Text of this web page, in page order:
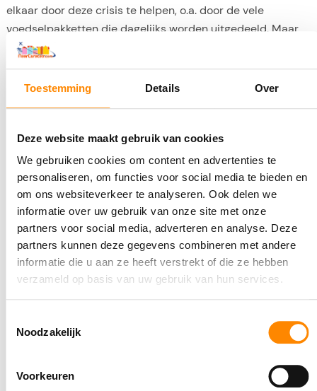
Toestemming Details Over
Deze website maakt gebruik van cookies
We gebruiken cookies om content en advertenties te
personaliseren, om functies voor social media te bieden en
om ons websiteverkeer te analyseren. Ook delen we
informatie over uw gebruik van onze site met onze
partners voor social media, adverteren en analyse. Deze
partners kunnen deze gegevens combineren met andere
informatie die u aan ze heeft verstrekt of die ze hebben
verzameld op basis van uw gebruik van hun services.
Noodzakelijk
Voorkeuren
elkaar door deze crisis te helpen, o.a. door de vele
voedselpakketten die dagelijks worden uitgedeeld. Maar
ook die hulp moet betaald worden en kan niet oneindig
doorgaan. Het land heeft de inkomsten vanuit het toerisme
keihard nodig om niet in te storten, hoe eerder hoe beter.
Een mogelijkheid zou kunnen zijn om te beginnen met de
grotere hotels en resorts die voldoende faciliteiten bieden
zodat de toeristen grotendeels de vakantie op het eigen
terrein kunnen doorbrengen. Zo heeftCorendondeze week
aangekondigd dat ze willen proberen om “coronavrije”
vakantiesaan te bieden per 26 juni. Of dit medisch
verantwoord en praktisch uitvoerbaar is moet nog nader
bekeken worden, maar wellicht is het een voorzichtige
eerste stap.
Hoe dan ook, het toerisme zal op een rustige en
worden, stapje voor stapje. Door heel de keten, van de